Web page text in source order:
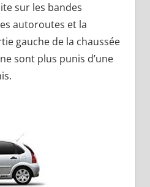
sur les bandes
autoroutes et la
gauche de la chaussée
sont plus punis d’une